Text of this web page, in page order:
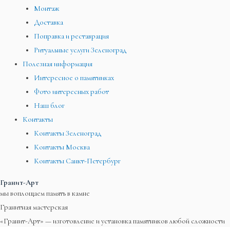
Монтаж
Доставка
Поправка и реставрация
Ритуальные услуги Зеленоград
Полезная информация
Интересное о памятниках
Фото интересных работ
Наш блог
Контакты
Контакты Зеленоград
Контакты Москва
Контакты Санкт-Петербург
Гранит-Арт
мы воплощаем память в камне
Гранитная мастерская
«Гранит-Арт» — изготовление и установка памятников любой сложности